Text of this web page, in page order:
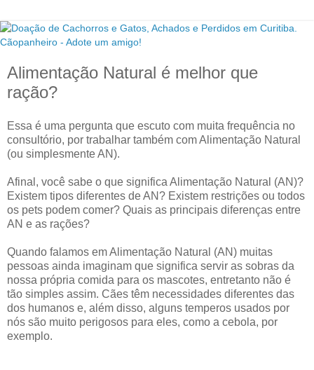
Alimentação Natural é melhor que
ração?
Essa é uma pergunta que escuto com muita frequência no
consultório, por trabalhar também com Alimentação Natural
(ou simplesmente AN).
Afinal, você sabe o que significa Alimentação Natural (AN)?
Existem tipos diferentes de AN? Existem restrições ou todos
os pets podem comer? Quais as principais diferenças entre
AN e as rações?
Quando falamos em Alimentação Natural (AN) muitas
pessoas ainda imaginam que significa servir as sobras da
nossa própria comida para os mascotes, entretanto não é
tão simples assim. Cães têm necessidades diferentes das
dos humanos e, além disso, alguns temperos usados por
nós são muito perigosos para eles, como a cebola, por
exemplo.